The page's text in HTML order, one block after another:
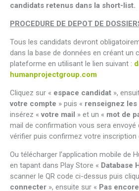
candidats retenus dans la short-list.
PROCEDURE DE DEPOT DE
Tous les candidats devront
dans la base de données en créant un
plateforme en utilisant le lien suivant :
humanprojectgroup.com
Cliquez sur « espace candidat »,
votre compte » puis « renseignez
insérez « votre mail » et un « mot de
mail de confirmation vous sera envoyé
vérifier puis confirmez votre inscription
Ou télécharger l’application mobile de
en tapant dans Play Store « Database
scanner le QR code ci-dessus puis
connecter », ensuite sur « Pas